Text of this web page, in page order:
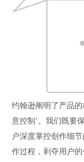
约翰逊阐明了产品的
意控制’。我们既要
户深度掌控创作细
作过程，剥夺用户的